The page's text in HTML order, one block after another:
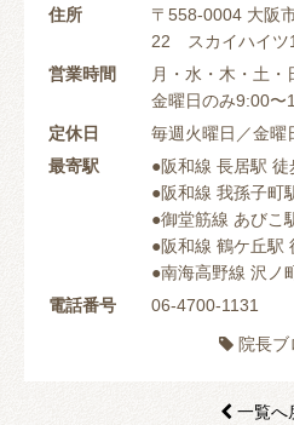
住所
〒558-0004 大阪
22 スカイハイツ
営業時間
月・水・木・土
金曜日のみ9:00〜
定休日
毎週火曜日／金曜
最寄駅
●阪和線 長居駅 徒
●阪和線 我孫子町
●御堂筋線 あびこ
●阪和線 鶴ケ丘駅
●南海高野線 沢ノ
電話番号
06-4700-1131
 院長ブ
 一覧へ